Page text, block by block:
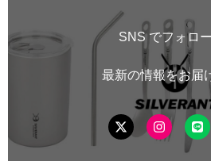
SNS でフォロ
最新の情報をお届